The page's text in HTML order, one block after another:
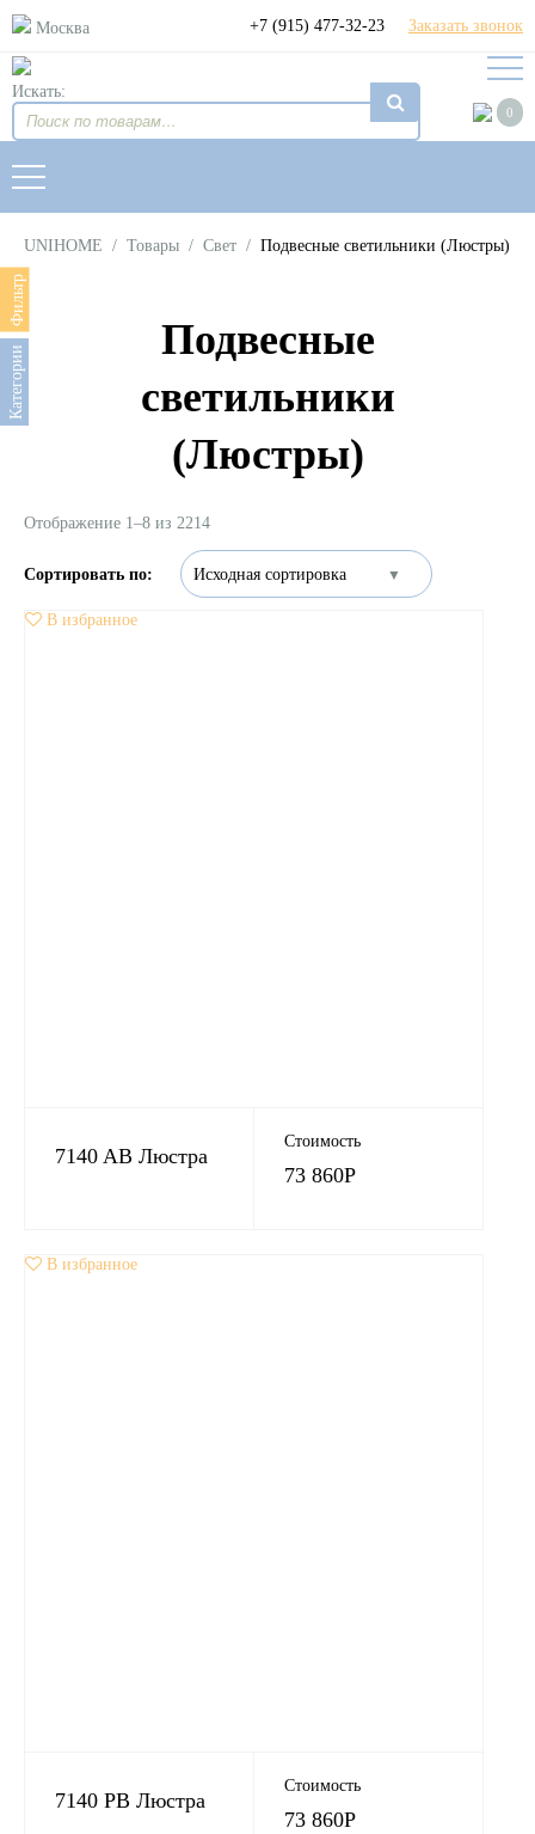
Москва +7 (915) 477-32-23 Заказать звонок
Искать:
0
UNIHOME / Товары / Свет / Подвесные светильники (Люстры)
Фильтр
Категории
Подвесные
светильники
(Люстры)
Отображение 1–8 из 2214
В избранное
7140 AB Люстра
Стоимость
73 860Р
В избранное
7140 РB Люстра
Стоимость
73 860Р